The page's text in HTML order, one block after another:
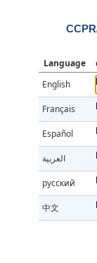
Language
English
Français
Español
العربية
русский
中文